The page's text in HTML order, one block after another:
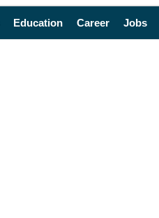
Education Career Jobs